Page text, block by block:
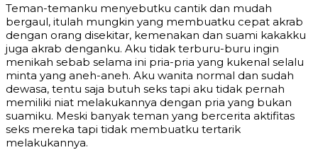
Teman-temanku menyebutku cantik dan mudah
bergaul, itulah mungkin yang membuatku cepat akrab
dengan orang disekitar, kemenakan dan suami kakakku
juga akrab denganku. Aku tidak terburu-buru ingin
menikah sebab selama ini pria-pria yang kukenal selalu
minta yang aneh-aneh. Aku wanita normal dan sudah
dewasa, tentu saja butuh seks tapi aku tidak pernah
memiliki niat melakukannya dengan pria yang bukan
suamiku. Meski banyak teman yang bercerita aktifitas
seks mereka tapi tidak membuatku tertarik
melakukannya.